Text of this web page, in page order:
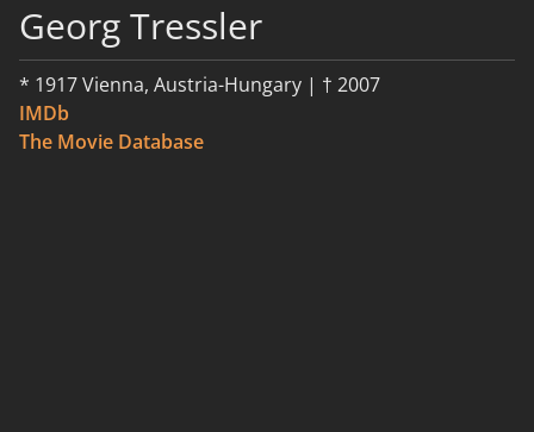
Georg Tressler
* 1917 Vienna, Austria-Hungary | † 2007
IMDb
The Movie Database